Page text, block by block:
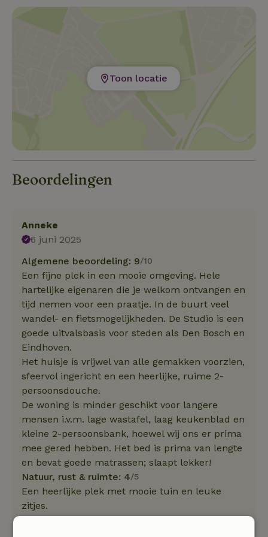
Toon locatie
Beoordelingen
Anneke
6 juni 2025
Algemene beoordeling: 9/10
Een fijne plek in een mooie omgeving. Hele
hartelijke eigenaren die je welkom ontvangen en
tijd nemen voor een praatje. In de buurt veel
wandel- en fietsmogelijkheden. De Studio is een
goede uitvalsbasis voor steden als Den Bosch en
Eindhoven.
Het huisje is vrijwel van alle gemakken voorzien,
sfeervol ingericht en een heerlijke, ruime 2-
persoonsdouche.
De woning is minder geschikt voor langere
mensen i.v.m. lage wastafel, laag keukenblad en
kleine 2-persoonsbank, hoewel wij ons er prima
mee gered hebben. Het bed is prima van lengte
en bevat goede matrassen; slaapt lekker!
Natuur, rust & ruimte: 4/5
Een heerlijke plek met mooie tuin en leuke
zitjes.
De studio is vrij gehorig, vooral de regen op het